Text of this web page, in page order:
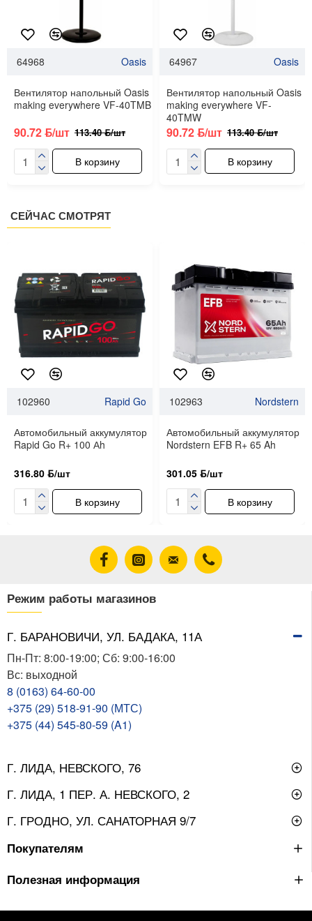
64968 Oasis
Вентилятор напольный Oasis
making everywhere VF-40TMB
90.72 ƃ/шт 113.40 ƃ/шт
В корзину
64967 Oasis
Вентилятор напольный Oasis
making everywhere VF-
40TMW
90.72 ƃ/шт 113.40 ƃ/шт
В корзину
СЕЙЧАС СМОТРЯТ
102960 Rapid Go
Автомобильный аккумулятор
Rapid Go R+ 100 Аh
316.80 ƃ/шт
В корзину
102963 Nordstern
Автомобильный аккумулятор
Nordstern EFB R+ 65 Ah
301.05 ƃ/шт
В корзину
Режим работы магазинов
Г. БАРАНОВИЧИ, УЛ. БАДАКА, 11А
Пн-Пт: 8:00-19:00; Сб: 9:00-16:00
Вс: выходной
8 (0163) 64-60-00
+375 (29) 518-91-90 (МТС)
+375 (44) 545-80-59 (A1)
Г. ЛИДА, НЕВСКОГО, 76
Г. ЛИДА, 1 ПЕР. А. НЕВСКОГО, 2
Г. ГРОДНО, УЛ. САНАТОРНАЯ 9/7
Покупателям
Полезная информация